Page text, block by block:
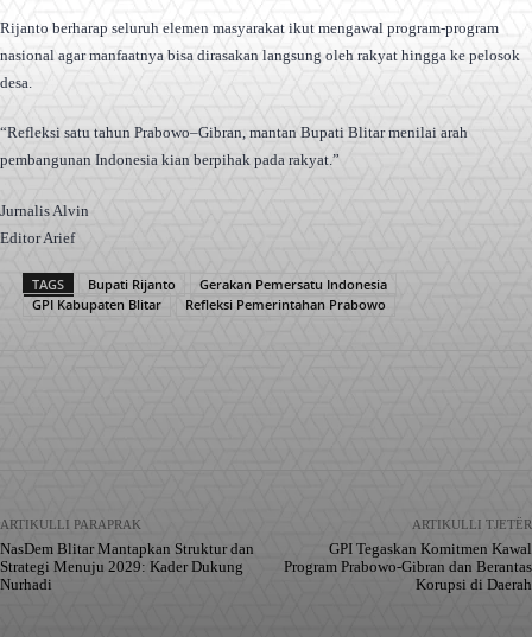
Rijanto berharap seluruh elemen masyarakat ikut mengawal program-program
nasional agar manfaatnya bisa dirasakan langsung oleh rakyat hingga ke pelosok
desa.
“Refleksi satu tahun Prabowo–Gibran, mantan Bupati Blitar menilai arah
pembangunan Indonesia kian berpihak pada rakyat.”
Jurnalis Alvin
Editor Arief
TAGS Bupati Rijanto
Gerakan Pemersatu Indonesia
GPI Kabupaten Blitar
Refleksi Pemerintahan Prabowo
ARTIKULLI PARAPRAK
NasDem Blitar Mantapkan Struktur dan
Strategi Menuju 2029: Kader Dukung
Nurhadi
ARTIKULLI TJETËR
GPI Tegaskan Komitmen Kawal
Program Prabowo-Gibran dan Berantas
Korupsi di Daerah